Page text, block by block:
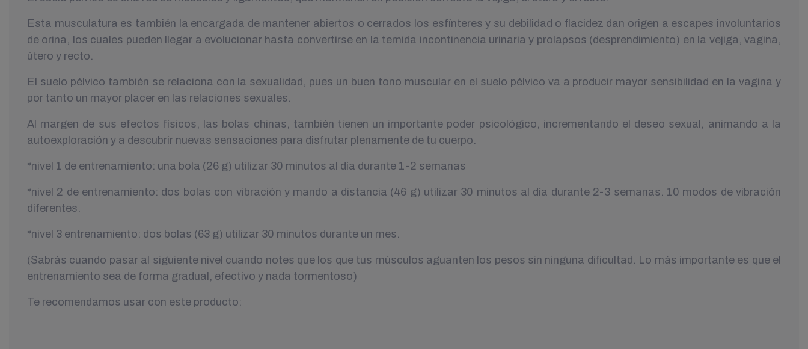
Esta musculatura es también la encargada de mantener abiertos o cerrados los esfínteres y su debilidad o flacidez dan origen a escapes involuntarios
de orina, los cuales pueden llegar a evolucionar hasta convertirse en la temida incontinencia urinaria y prolapsos (desprendimiento) en la vejiga, vagina,
útero y recto.
El suelo pélvico también se relaciona con la sexualidad, pues un buen tono muscular en el suelo pélvico va a producir mayor sensibilidad en la vagina y
por tanto un mayor placer en las relaciones sexuales.
Al margen de sus efectos físicos, las bolas chinas, también tienen un importante poder psicológico, incrementando el deseo sexual, animando a la
autoexploración y a descubrir nuevas sensaciones para disfrutar plenamente de tu cuerpo.
*nivel 1 de entrenamiento: una bola (26 g) utilizar 30 minutos al día durante 1-2 semanas
*nivel 2 de entrenamiento: dos bolas con vibración y mando a distancia (46 g) utilizar 30 minutos al día durante 2-3 semanas. 10 modos de vibración
diferentes.
*nivel 3 entrenamiento: dos bolas (63 g) utilizar 30 minutos durante un mes.
(Sabrás cuando pasar al siguiente nivel cuando notes que los que tus músculos aguanten los pesos sin ninguna dificultad. Lo más importante es que el
entrenamiento sea de forma gradual, efectivo y nada tormentoso)
Te recomendamos usar con este producto: